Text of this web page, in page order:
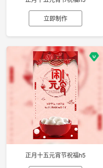
立即制作
正月十五元宵节祝福h5